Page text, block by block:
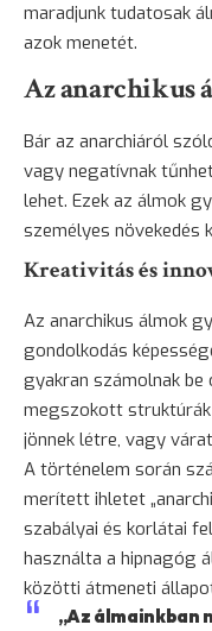
maradjunk tudatosak
azok menetét.
Az anarchikus
Bár az anarchiáról
vagy negatívnak
lehet. Ezek az álmok
személyes növekedés
Kreativitás és
Az anarchikus álmok
gondolkodás
gyakran számolnak be
megszokott struktúrák
jönnek létre, vagy
A történelem során
merített ihletet
szabályai és korlátai
használta a hipnagóg
közötti átmeneti
„Az álmainkban